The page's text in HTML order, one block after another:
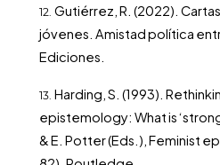
Gutiérrez, R. (2022).
jóvenes. Amistad política
Ediciones.
Harding, S. (1993).
epistemology: What is
& E. Potter (Eds.), Feminist